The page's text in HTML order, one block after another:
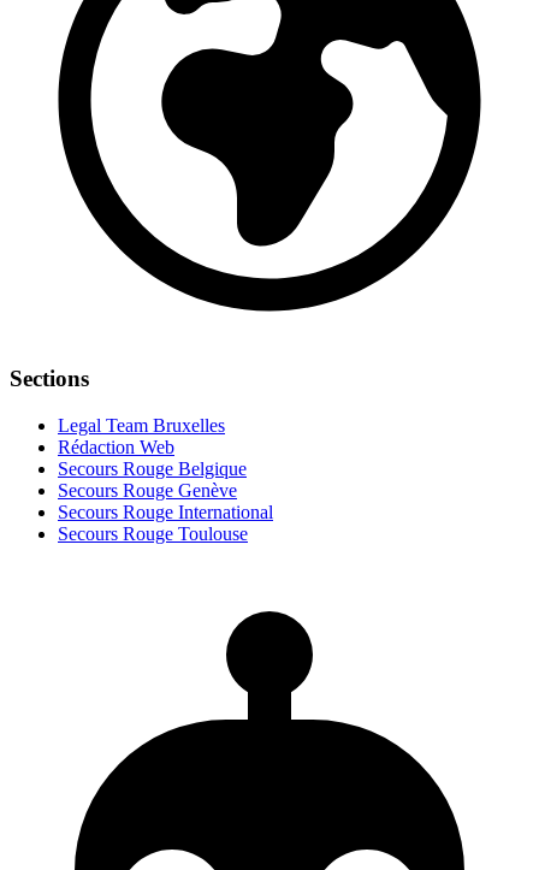
Sections
Legal Team Bruxelles
Rédaction Web
Secours Rouge Belgique
Secours Rouge Genève
Secours Rouge International
Secours Rouge Toulouse